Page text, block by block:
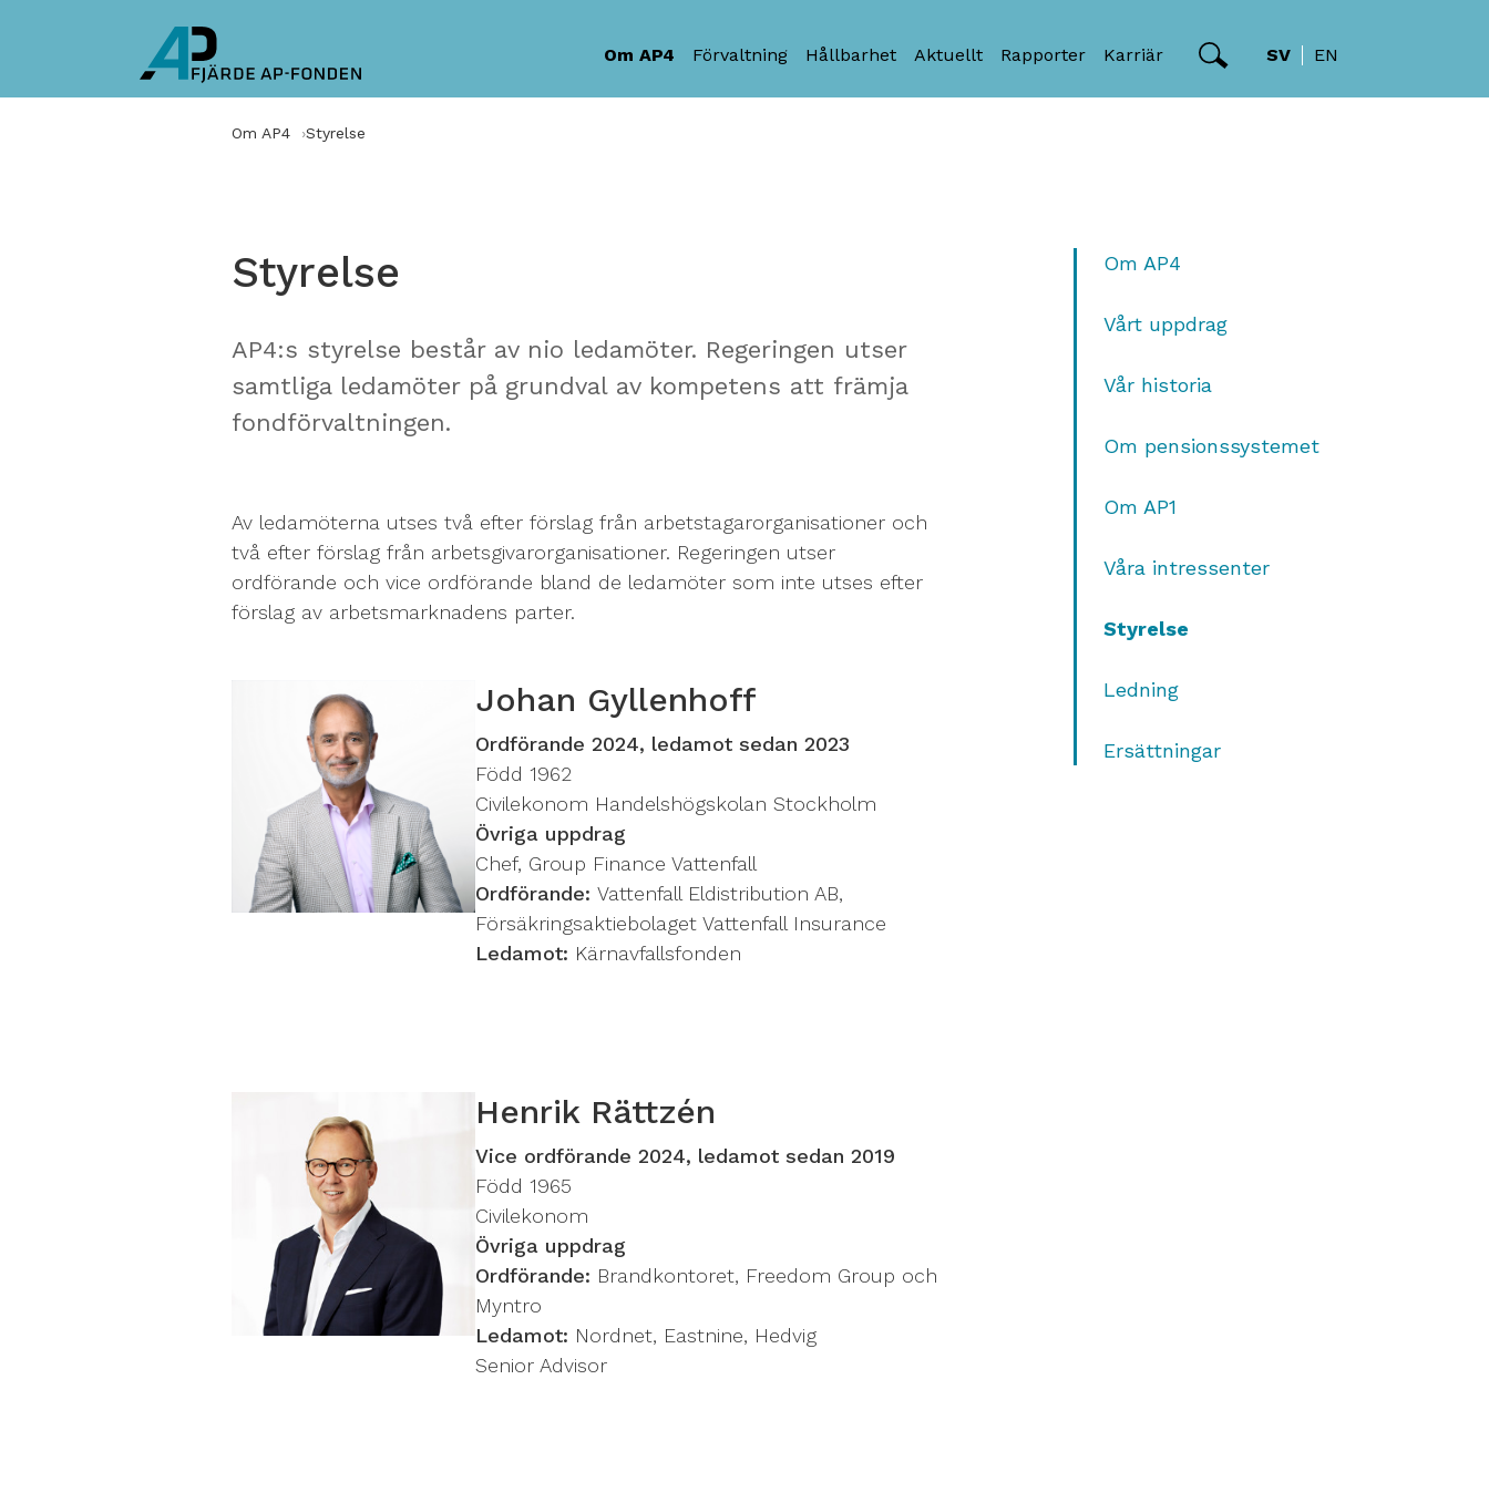
Om AP4 Förvaltning Hållbarhet Aktuellt Rapporter Karriär SV EN
Om AP4 Styrelse
Styrelse
AP4:s styrelse består av nio ledamöter. Regeringen utser
samtliga ledamöter på grundval av kompetens att främja
fondförvaltningen.
Av ledamöterna utses två efter förslag från arbetstagarorganisationer och
två efter förslag från arbetsgivarorganisationer. Regeringen utser
ordförande och vice ordförande bland de ledamöter som inte utses efter
förslag av arbetsmarknadens parter.
Johan Gyllenhoff
Ordförande 2024, ledamot sedan 2023
Född 1962
Civilekonom Handelshögskolan Stockholm
Övriga uppdrag
Chef, Group Finance Vattenfall
Ordförande: Vattenfall Eldistribution AB,
Försäkringsaktiebolaget Vattenfall Insurance
Ledamot: Kärnavfallsfonden
Henrik Rättzén
Vice ordförande 2024, ledamot sedan 2019
Född 1965
Civilekonom
Övriga uppdrag
Ordförande: Brandkontoret, Freedom Group och
Myntro
Ledamot: Nordnet, Eastnine, Hedvig
Senior Advisor
Om AP4
Vårt uppdrag
Vår historia
Om pensionssystemet
Om AP1
Våra intressenter
Styrelse
Ledning
Ersättningar